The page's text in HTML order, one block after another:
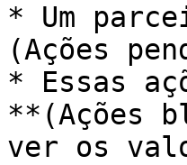
* Um
(Ações
* Essas
**(Ações
ver os